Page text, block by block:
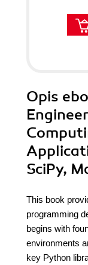
Opis
SciPy,
This book
programming
begins with
environments
key Python